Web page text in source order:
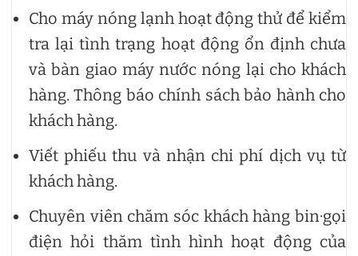
Cho máy nóng lạnh hoạt động thử để kiểm
tra lại tình trạng hoạt động ổn định chưa
và bàn giao máy nước nóng lại cho khách
hàng. Thông báo chính sách bảo hành cho
khách hàng.
Viết phiếu thu và nhận chi phí dịch vụ từ
khách hàng.
Chuyên viên chăm sóc khách hàng bin·gọi
điện hỏi thăm tình hình hoạt động của